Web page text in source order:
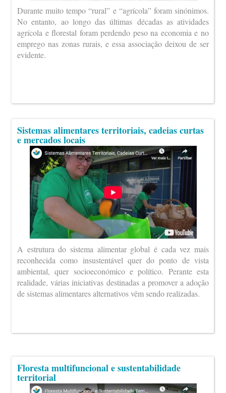
Durante muito tempo “rural” e “agrícola” foram sinónimos.
No entanto, ao longo das últimas décadas as atividades
agrícola e florestal foram perdendo peso na economia e no
emprego nas zonas rurais, e essa associação deixou de ser
evidente.
Sistemas alimentares territoriais, cadeias curtas
e mercados locais
A estrutura do sistema alimentar global é cada vez mais
reconhecida como insustentável quer do ponto de vista
ambiental, quer socioeconómico e político. Perante esta
realidade, várias iniciativas destinadas a promover a adoção
de sistemas alimentares alternativos vêm sendo realizadas.
Floresta multifuncional e sustentabilidade
territorial